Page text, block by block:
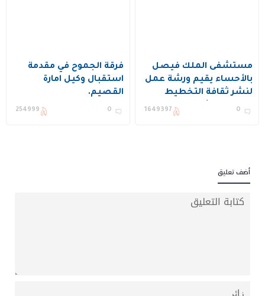
مستشفى الملك فيصل
بالأحساء يقيم ورشة عمل
لنشر ثقافة التخطيط
وتحسين الأداء ويكرم عدد
0
1649397
فرقة الجموح في مقدمة
استقبال وكيل امارة
القصيم.
0
254999
أضف تعليق